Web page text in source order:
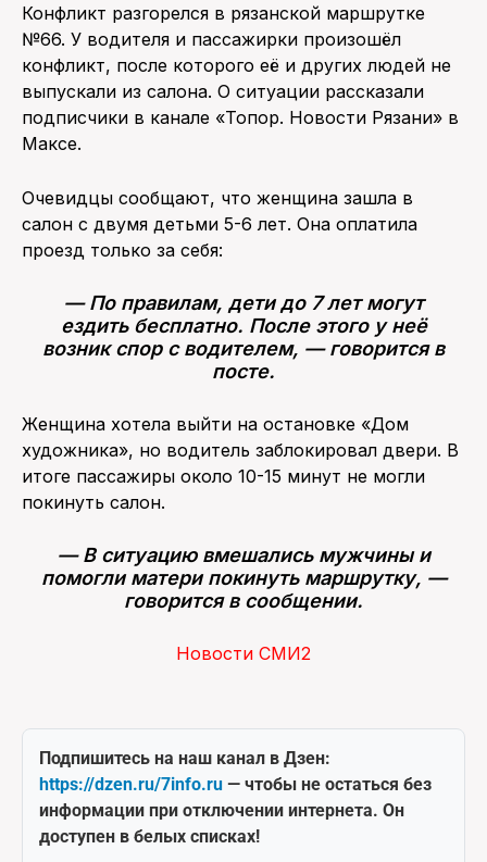
Конфликт разгорелся в рязанской маршрутке
№66. У водителя и пассажирки произошёл
конфликт, после которого её и других людей не
выпускали из салона. О ситуации рассказали
подписчики в канале «Топор. Новости Рязани» в
Максе.
Очевидцы сообщают, что женщина зашла в
салон с двумя детьми 5-6 лет. Она оплатила
проезд только за себя:
— По правилам, дети до 7 лет могут
ездить бесплатно. После этого у неё
возник спор с водителем, — говорится в
посте.
Женщина хотела выйти на остановке «Дом
художника», но водитель заблокировал двери. В
итоге пассажиры около 10-15 минут не могли
покинуть салон.
— В ситуацию вмешались мужчины и
помогли матери покинуть маршрутку, —
говорится в сообщении.
Новости СМИ2
Подпишитесь на наш канал в Дзен:
https://dzen.ru/7info.ru — чтобы не остаться без
информации при отключении интернета. Он
доступен в белых списках!